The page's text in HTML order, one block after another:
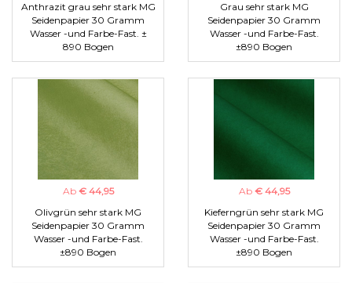
Anthrazit grau sehr stark MG
Seidenpapier 30 Gramm
Wasser -und Farbe-Fast. ±
890 Bogen
Grau sehr stark MG
Seidenpapier 30 Gramm
Wasser -und Farbe-Fast.
±890 Bogen
Ab € 44,95
Olivgrün sehr stark MG
Seidenpapier 30 Gramm
Wasser -und Farbe-Fast.
±890 Bogen
Ab € 44,95
Kieferngrün sehr stark MG
Seidenpapier 30 Gramm
Wasser -und Farbe-Fast.
±890 Bogen